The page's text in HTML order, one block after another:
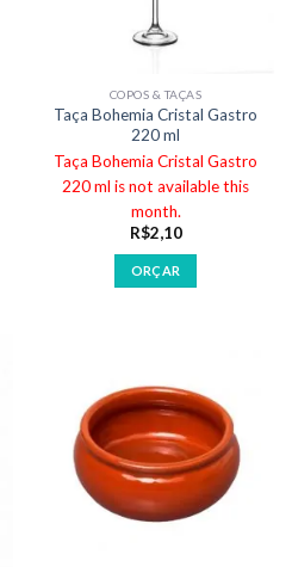
COPOS & TAÇAS
Taça Bohemia Cristal Gastro
220 ml
Taça Bohemia Cristal Gastro
220 ml is not available this
month.
R$2,10
ORÇAR